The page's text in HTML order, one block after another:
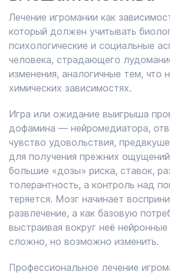
Лечение игромании как
который должен учитывать
психологические и социальные
человека, страдающего
изменения, аналогичные тем, что
химических зависимостях.
Игра или ожидание выигрыша
дофамина — нейромедиатора,
чувство удовольствия,
для получения прежних
большие «дозы» риска, ставок,
толерантность, а контроль над
теряется. Мозг начинает
развлечение, а как базовую
выстраивая вокруг неё
сложно, но возможно изменить.
Профессиональное лечение